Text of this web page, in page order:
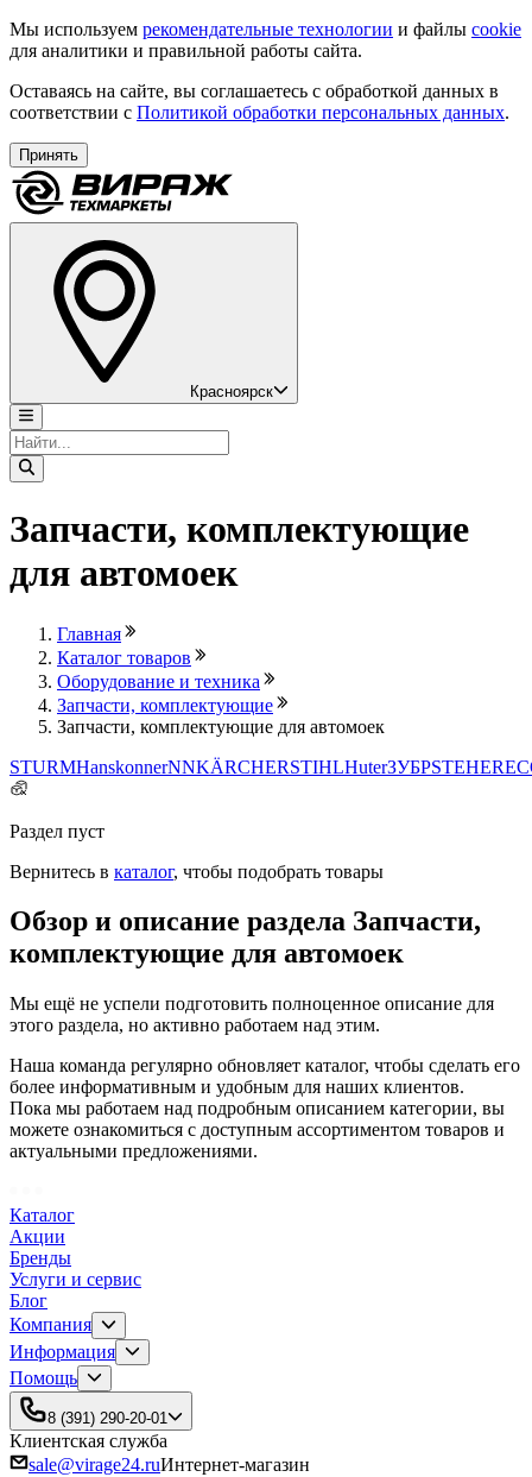
Мы используем рекомендательные технологии и файлы cookie
для аналитики и правильной работы сайта.
Оставаясь на сайте, вы соглашаетесь с обработкой данных в
соответствии с Политикой обработки персональных данных.
Принять
Красноярск
Запчасти, комплектующие
для автомоек
Главная
Каталог товаров
Оборудование и техника
Запчасти, комплектующие
Запчасти, комплектующие для автомоек
STURMHanskonnerNNKÄRCHERSTIHLHuterЗУБРSTEHER
Раздел пуст
Вернитесь в каталог, чтобы подобрать товары
Обзор и описание раздела Запчасти,
комплектующие для автомоек
Мы ещё не успели подготовить полноценное описание для
этого раздела, но активно работаем над этим.
Наша команда регулярно обновляет каталог, чтобы сделать его
более информативным и удобным для наших клиентов.
Пока мы работаем над подробным описанием категории, вы
можете ознакомиться с доступным ассортиментом товаров и
актуальными предложениями.
Каталог
Акции
Бренды
Услуги и сервис
Блог
Компания
Информация
Помощь
8 (391) 290-20-01
Клиентская служба
sale@virage24.ruИнтернет-магазин